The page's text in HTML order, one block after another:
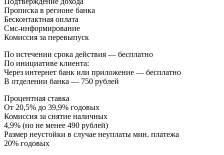
Прописка в регионе банка
Бесконтактная оплата
Смс-информирование
Комиссия за перевыпуск
По истечении срока действия — бесплатно
По инициативе клиента:
Через интернет банк или приложение — бесплатно
В отделении банка — 750 рублей
Процентная ставка
От 20,5% до 39,9% годовых
Комиссия за снятие наличных
4,9% (но не менее 490 рублей)
Размер неустойки в случае неуплаты мин. платежа
20% годовых